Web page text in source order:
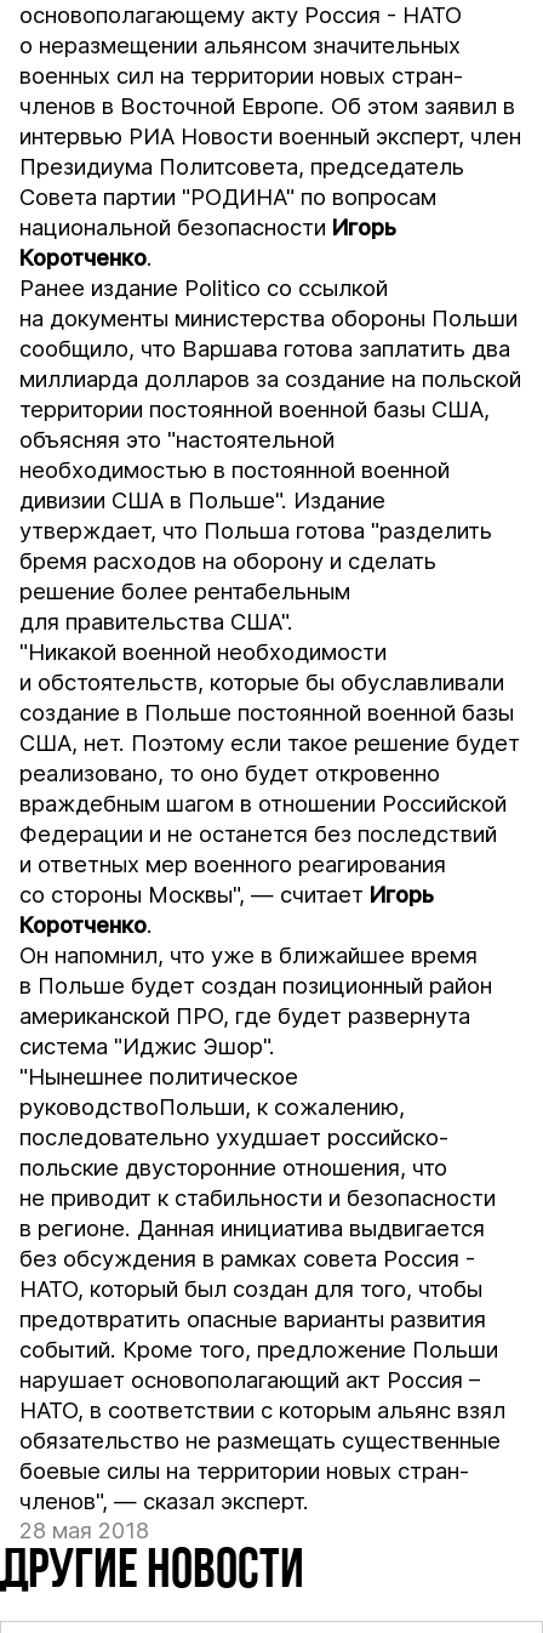
основополагающему акту Россия - НАТО
о неразмещении альянсом значительных
военных сил на территории новых стран-
членов в Восточной Европе. Об этом заявил в
интервью РИА Новости военный эксперт, член
Президиума Политсовета, председатель
Совета партии "РОДИНА" по вопросам
национальной безопасности Игорь
Коротченко.
Ранее издание Politico со ссылкой
на документы министерства обороны Польши
сообщило, что Варшава готова заплатить два
миллиарда долларов за создание на польской
территории постоянной военной базы США,
объясняя это "настоятельной
необходимостью в постоянной военной
дивизии США в Польше". Издание
утверждает, что Польша готова "разделить
бремя расходов на оборону и сделать
решение более рентабельным
для правительства США".
"Никакой военной необходимости
и обстоятельств, которые бы обуславливали
создание в Польше постоянной военной базы
США, нет. Поэтому если такое решение будет
реализовано, то оно будет откровенно
враждебным шагом в отношении Российской
Федерации и не останется без последствий
и ответных мер военного реагирования
со стороны Москвы", — считает Игорь
Коротченко.
Он напомнил, что уже в ближайшее время
в Польше будет создан позиционный район
американской ПРО, где будет развернута
система "Иджис Эшор".
"Нынешнее политическое
руководствоПольши, к сожалению,
последовательно ухудшает российско-
польские двусторонние отношения, что
не приводит к стабильности и безопасности
в регионе. Данная инициатива выдвигается
без обсуждения в рамках совета Россия -
НАТО, который был создан для того, чтобы
предотвратить опасные варианты развития
событий. Кроме того, предложение Польши
нарушает основополагающий акт Россия –
НАТО, в соответствии с которым альянс взял
обязательство не размещать существенные
боевые силы на территории новых стран-
членов", — сказал эксперт.
28 мая 2018
ДРУГИЕ НОВОСТИ